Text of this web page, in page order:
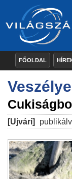
FŐOLDAL
[Ujvári]